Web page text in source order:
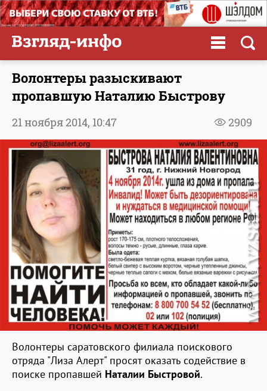
Волонтеры разыскивают
пропавшую Наталию Быстрову
2909
21 ноября 2014, 10:47
Волонтеры саратовского филиала поискового
отряда "Лиза Алерт" просят оказать содействие в
поиске пропавшей Наталии Быстровой.